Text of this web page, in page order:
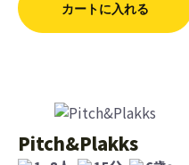
カートに入れる
Pitch&Plakks